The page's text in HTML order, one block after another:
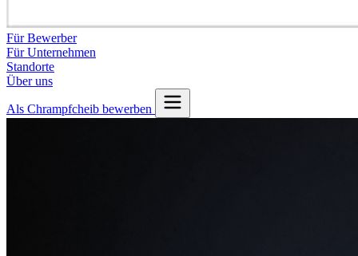
Für Bewerber
Für Unternehmen
Standorte
Über uns
Als Chrampfcheib bewerben